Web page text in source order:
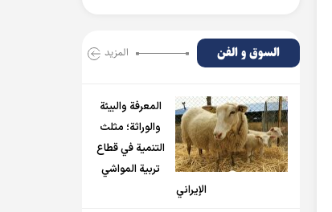
السوق و الفن المزید
المعرفة والبيئة
والوراثة؛ مثلث
التنمية في قطاع
تربية المواشي
الإيراني